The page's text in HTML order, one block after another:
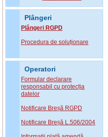
Plângeri
Plângeri RGPD
Procedura de soluționare
Operatori
Formular declarare
responsabil cu protecția
datelor
Notificare Breșă RGPD
Notificare Breșă L.506/2004